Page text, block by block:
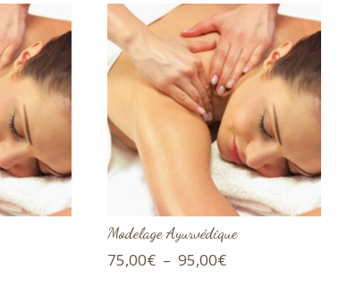
Modelage Ayurvédique
75,00€ – 95,00€Plage